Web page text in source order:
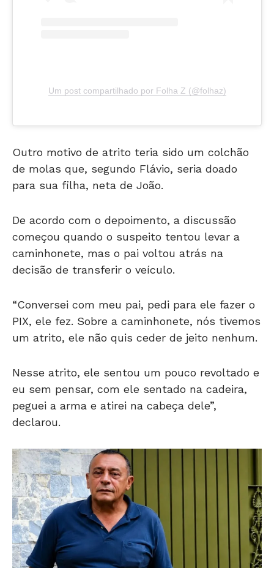
Um post compartilhado por Folha Z (@folhaz)
Outro motivo de atrito teria sido um colchão
de molas que, segundo Flávio, seria doado
para sua filha, neta de João.
De acordo com o depoimento, a discussão
começou quando o suspeito tentou levar a
caminhonete, mas o pai voltou atrás na
decisão de transferir o veículo.
“Conversei com meu pai, pedi para ele fazer o
PIX, ele fez. Sobre a caminhonete, nós tivemos
um atrito, ele não quis ceder de jeito nenhum.
Nesse atrito, ele sentou um pouco revoltado e
eu sem pensar, com ele sentado na cadeira,
peguei a arma e atirei na cabeça dele”,
declarou.